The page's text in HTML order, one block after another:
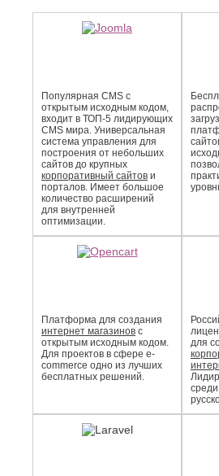
Популярная CMS с
открытым исходным кодом,
входит в ТОП-5 лидирующих
CMS мира. Универсальная
система управления для
построения от небольших
сайтов до крупных
корпоративный сайтов и
порталов. Имеет большое
количество расширений
для внутренней
оптимизации.
Платформа для создания
интернет магазинов с
открытым исходным кодом.
Для проектов в сфере e-
commerce одно из лучших
бесплатных решений.
для